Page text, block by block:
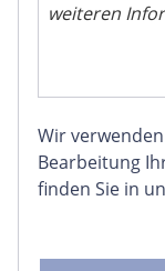
Wir
Bearbeitung
finden Sie in